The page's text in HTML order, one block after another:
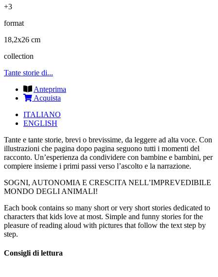
+3
format
18,2x26 cm
collection
Tante storie di...
Anteprima
Acquista
ITALIANO
ENGLISH
Tante e tante storie, brevi o brevissime, da leggere ad alta voce. Con
illustrazioni che pagina dopo pagina seguono tutti i momenti del
racconto. Un’esperienza da condividere con bambine e bambini, per
compiere insieme i primi passi verso l’ascolto e la narrazione.
SOGNI, AUTONOMIA E CRESCITA NELL’IMPREVEDIBILE
MONDO DEGLI ANIMALI!
Each book contains so many short or very short stories dedicated to
characters that kids love at most. Simple and funny stories for the
pleasure of reading aloud with pictures that follow the text step by
step.
Consigli di lettura